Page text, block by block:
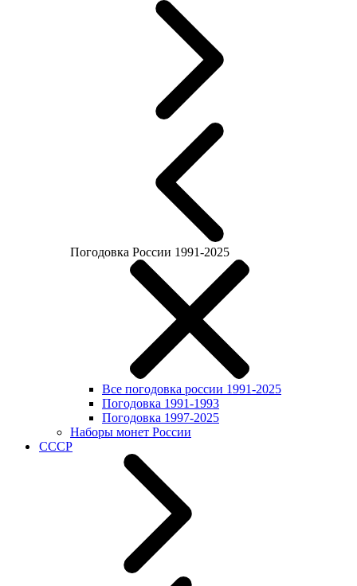
Погодовка России 1991-2025
Все погодовка россии 1991-2025
Погодовка 1991-1993
Погодовка 1997-2025
Наборы монет России
СССР